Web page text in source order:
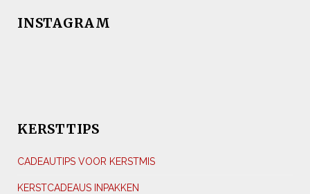
INSTAGRAM
KERSTTIPS
CADEAUTIPS VOOR KERSTMIS
KERSTCADEAUS INPAKKEN